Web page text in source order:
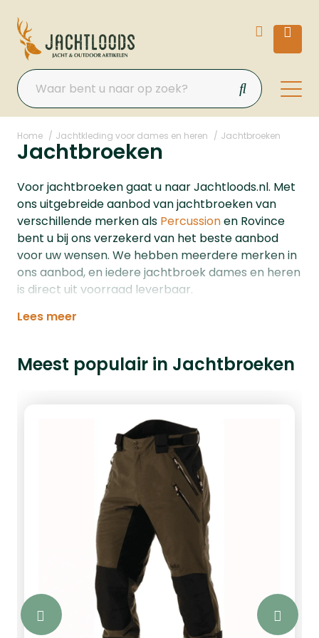
Home Jachtkleding voor dames en heren Jachtbroeken
Jachtbroeken
Voor jachtbroeken gaat u naar Jachtloods.nl. Met
ons uitgebreide aanbod van jachtbroeken van
verschillende merken als Percussionen Rovince
bent u bij ons verzekerd van het beste aanbod
voor uw wensen. We hebben meerdere merken in
ons aanbod, en iedere jachtbroek dames en heren
is direct uit voorraad leverbaar.
Lees meer
Meest populair in Jachtbroeken